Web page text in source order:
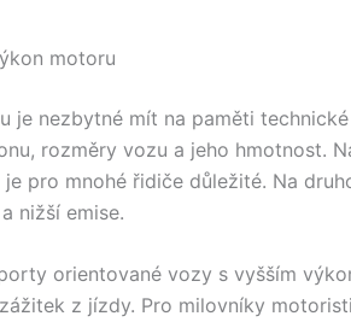
motoru
je nezbytné mít na paměti
rozměry vozu a jeho hmotnost.
pro mnohé řidiče důležité. Na
nižší emise.
orientované vozy s vyšším
z jízdy. Pro milovníky